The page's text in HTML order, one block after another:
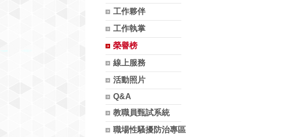
工作夥伴
工作執掌
榮譽榜
線上服務
活動照片
Q&A
教職員甄試系統
職場性騷擾防治專區